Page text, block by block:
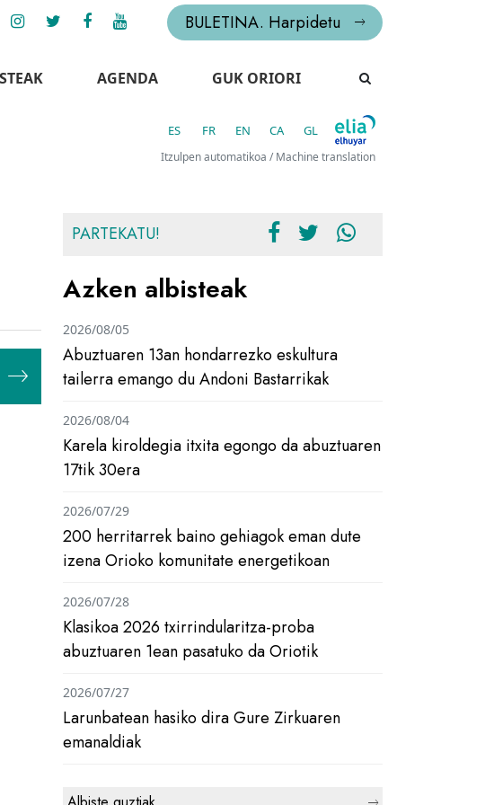
BULETINA. Harpidetu
AGENDA GUK ORIORI
ES FR EN CA GL
Itzulpen automatikoa / Machine translation
PARTEKATU!
Azken albisteak
Abuztuaren 13an hondarrezko eskultura
tailerra emango du Andoni Bastarrikak
2026/08/05
Karela kiroldegia itxita egongo da abuztuaren
17tik 30era
2026/08/04
200 herritarrek baino gehiagok eman dute
izena Orioko komunitate energetikoan
2026/07/29
Klasikoa 2026 txirrindularitza-proba
abuztuaren 1ean pasatuko da Oriotik
2026/07/28
Larunbatean hasiko dira Gure Zirkuaren
emanaldiak
2026/07/27